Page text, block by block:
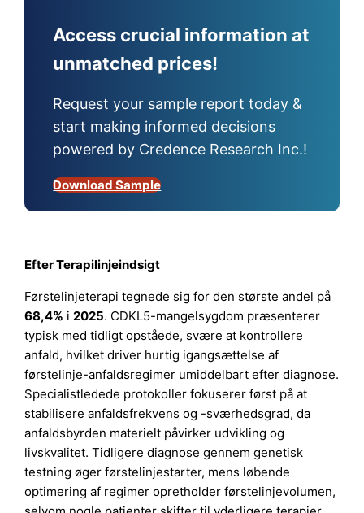
Access crucial information at
unmatched prices!
Request your sample report today &
start making informed decisions
powered by Credence Research Inc.!
Download Sample
Efter Terapilinjeindsigt
Førstelinjeterapi tegnede sig for den største andel på
68,4% i2025. CDKL5-mangelsygdom præsenterer
typisk med tidligt opståede, svære at kontrollere
anfald, hvilket driver hurtig igangsættelse af
førstelinje-anfaldsregimer umiddelbart efter diagnose.
Specialistledede protokoller fokuserer først på at
stabilisere anfaldsfrekvens og -sværhedsgrad, da
anfaldsbyrden materielt påvirker udvikling og
livskvalitet. Tidligere diagnose gennem genetisk
testning øger førstelinjestarter, mens løbende
optimering af regimer opretholder førstelinjevolumen,